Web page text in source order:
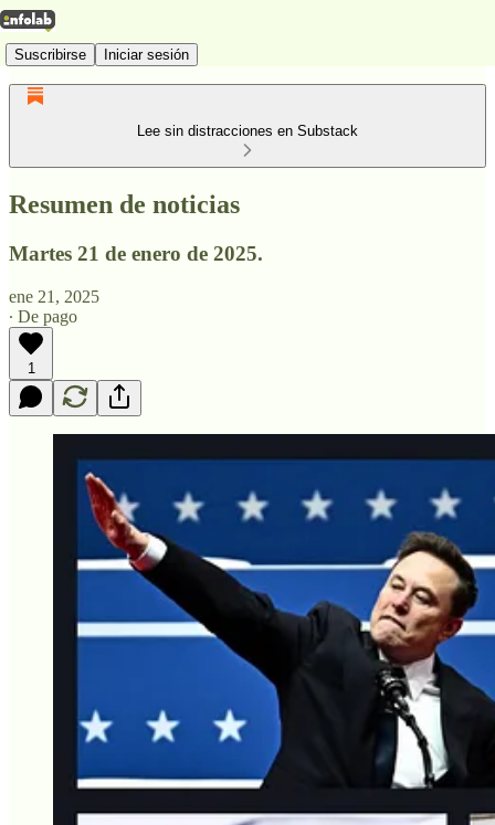
Suscribirse Iniciar sesión
Lee sin distracciones en Substack
Resumen de noticias
Martes 21 de enero de 2025.
ene 21, 2025
∙ De pago
1